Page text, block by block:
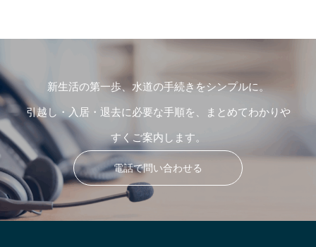
新生活の第一歩、水道の手続きをシンプルに。
引越し・入居・退去に必要な手順を、まとめてわかりや
すくご案内します。
電話で問い合わせる